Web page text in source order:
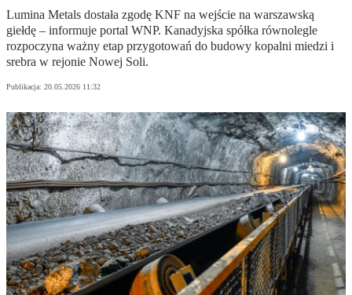
Lumina Metals dostała zgodę KNF na wejście na warszawską
giełdę – informuje portal WNP. Kanadyjska spółka równolegle
rozpoczyna ważny etap przygotowań do budowy kopalni miedzi i
srebra w rejonie Nowej Soli.
Publikacja: 20.05.2026 11:32